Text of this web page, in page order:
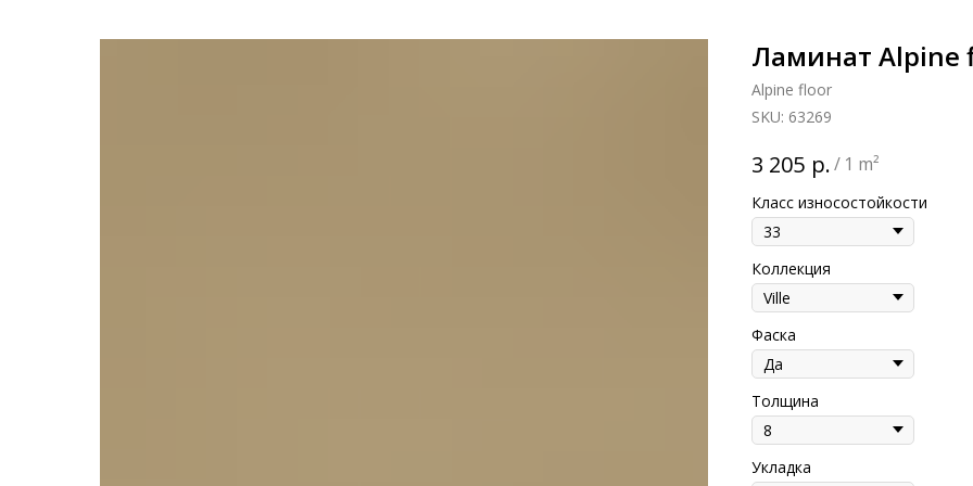
Ламинат Alpine
Alpine floor
SKU: 63269
3 205 р./ 1 m²
Класс износостойкости
Коллекция
Фаска
Толщина
Укладка